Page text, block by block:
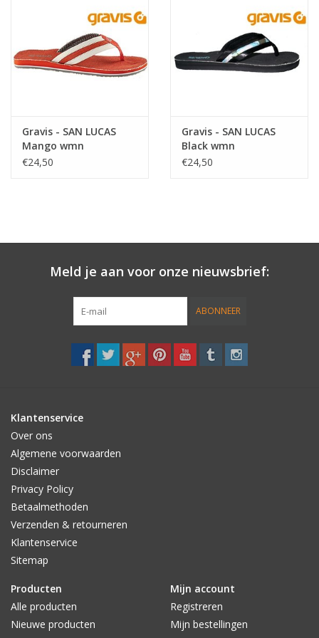
Women
Sale
Gravis - SAN LUCAS
Mango wmn
€24,50
Gravis - SAN LUCAS
Black wmn
€24,50
Meld je aan voor onze nieuwsbrief:
ABONNEER
Klantenservice
Over ons
Algemene voorwaarden
Disclaimer
Privacy Policy
Betaalmethoden
Verzenden & retourneren
Klantenservice
Sitemap
Producten
Alle producten
Nieuwe producten
Mijn account
Registreren
Mijn bestellingen